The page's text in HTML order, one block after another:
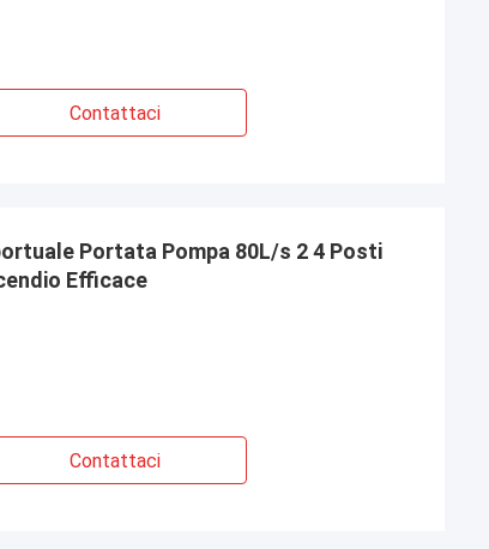
Contattaci
Portata Pompa 80L/s 2 4 Posti
Efficace
Contattaci